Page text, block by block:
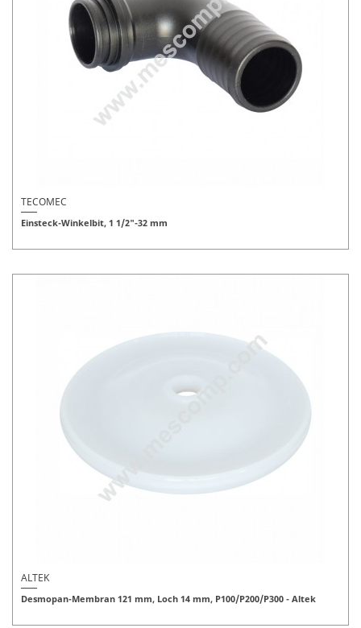
TECOMEC
Einsteck-Winkelbit, 1 1/2"-32 mm
ALTEK
Desmopan-Membran 121 mm, Loch 14 mm, P100/P200/P300 - Altek